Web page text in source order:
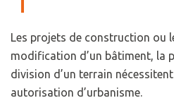
Les projets de construction ou
modification d’un bâtiment, la
division d’un terrain
autorisation d’urbanisme.